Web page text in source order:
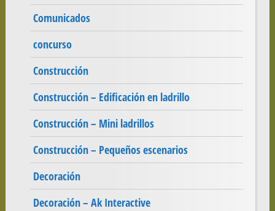
Comunicados
concurso
Construcción
Construcción – Edificación en ladrillo
Construcción – Mini ladrillos
Construcción – Pequeños escenarios
Decoración
Decoración – Ak Interactive